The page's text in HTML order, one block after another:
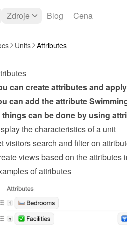
Zdroje Blog Cena
Units Attributes
can create attributes and
can add the attribute
things can be done by using
the characteristics of a unit
visitors search and filter on
views based on the attributes
of attributes